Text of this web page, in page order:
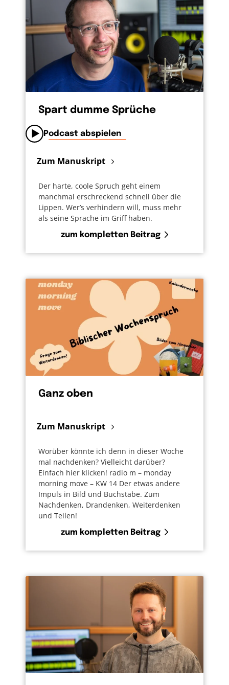
Spart dumme Sprüche
Podcast abspielen
Zum Manuskript
Der harte, coole Spruch geht einem
manchmal erschreckend schnell über die
Lippen. Wer’s verhindern will, muss mehr
als seine Sprache im Griff haben.
zum kompletten Beitrag
Ganz oben
Zum Manuskript
Worüber könnte ich denn in dieser Woche
mal nachdenken? Vielleicht darüber?
Einfach hier klicken! radio m – monday
morning move – KW 14 Der etwas andere
Impuls in Bild und Buchstabe. Zum
Nachdenken, Drandenken, Weiterdenken
und Teilen!
zum kompletten Beitrag